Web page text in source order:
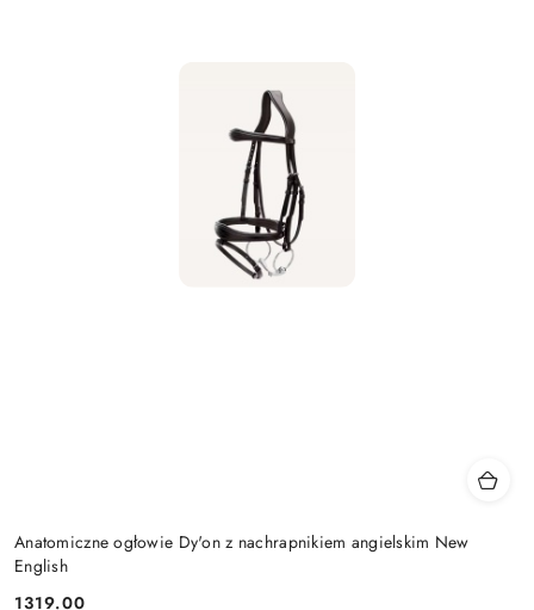
Anatomiczne ogłowie Dy'on z nachrapnikiem angielskim New
English
1319.00